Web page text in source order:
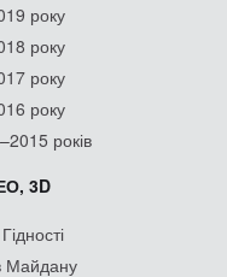
року
року
року
року
років
3D
Майдану